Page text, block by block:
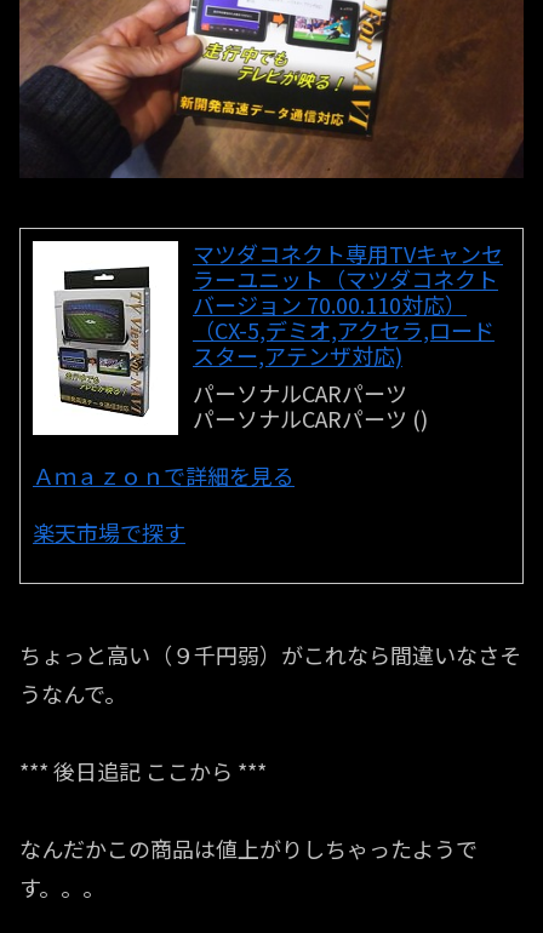
マツダコネクト専用TVキャンセ
ラーユニット（マツダコネクト
バージョン 70.00.110対応）
（CX-5,デミオ,アクセラ,ロード
スター,アテンザ対応)
パーソナルCARパーツ
パーソナルCARパーツ ()
Ａｍａｚｏｎで詳細を見る
楽天市場で探す
ちょっと高い（９千円弱）がこれなら間違いなさそ
うなんで。
*** 後日追記 ここから ***
なんだかこの商品は値上がりしちゃったようで
す。。。